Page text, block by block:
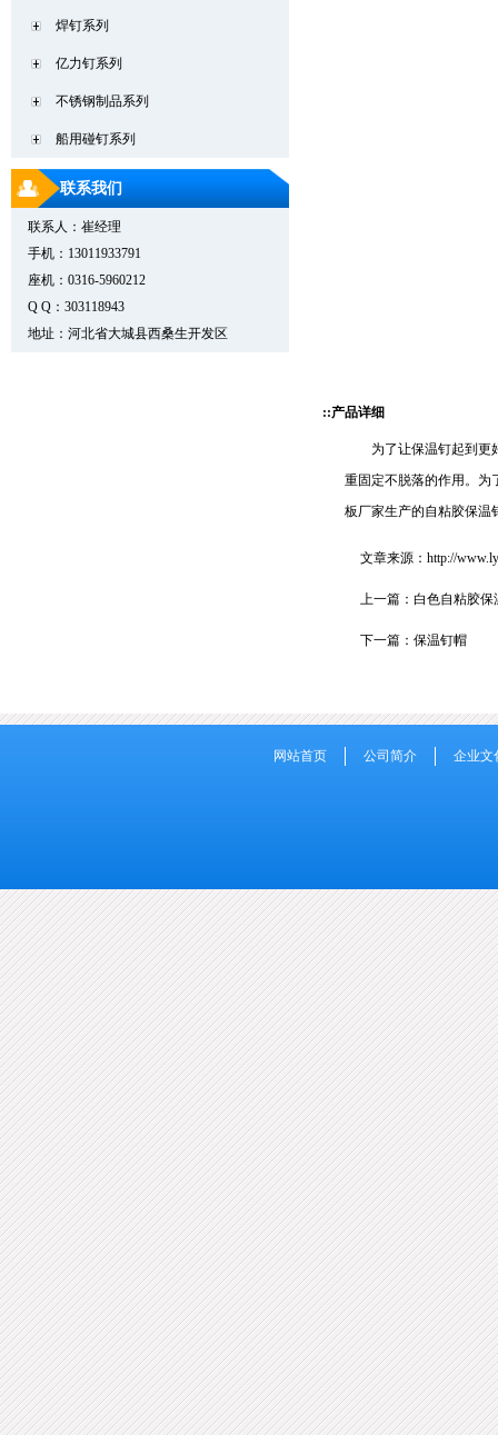
::产品详细
为了让保温钉起到更
重固定不脱落的作用。为
板厂家生产的自粘胶保温
文章来源： http://
上一篇： 白色自粘胶保
下一篇： 保温钉帽
焊钉系列
亿力钉系列
不锈钢制品系列
船用碰钉系列
联系我们
联系人：崔经理
手机：13011933791
座机：0316-5960212
Q Q：303118943
地址：河北省大城县西桑生开发区
网站首页 公司简介 企业文